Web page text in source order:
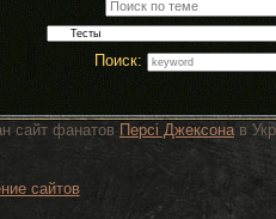
Поиск:
сайт фанатов Персi Джексонав